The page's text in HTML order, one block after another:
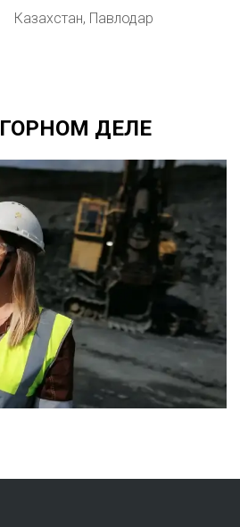
Казахстан, Павлодар
ГОРНОМ ДЕЛЕ